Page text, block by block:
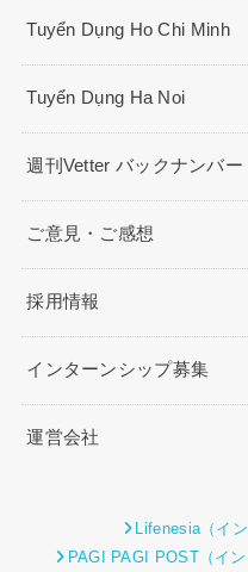
Tuyển Dụng Ho Chi Minh
Tuyển Dụng Ha Noi
週刊Vetter バックナンバー
ご意見・ご感想
採用情報
インターンシップ募集
運営会社
Lifenesia（イ
PAGI PAGI POST（イ